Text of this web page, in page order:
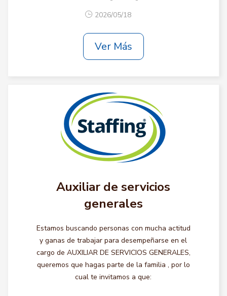
2026/05/18
Ver Más
Auxiliar de servicios
generales
Estamos buscando personas con mucha actitud
y ganas de trabajar para desempeñarse en el
cargo de AUXILIAR DE SERVICIOS GENERALES,
queremos que hagas parte de la familia , por lo
cual te invitamos a que: